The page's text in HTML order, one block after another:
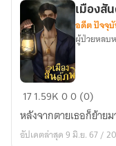
เมือง
สันต์
ภพ
เมืองสั
อดีต ปัจจุ
ผู้ป่วยหลบ
171.59K00 (0)
หลังจากตายเธอก็ย้า
อัปเดตล่าสุด 9 มิ.ย. 67 /